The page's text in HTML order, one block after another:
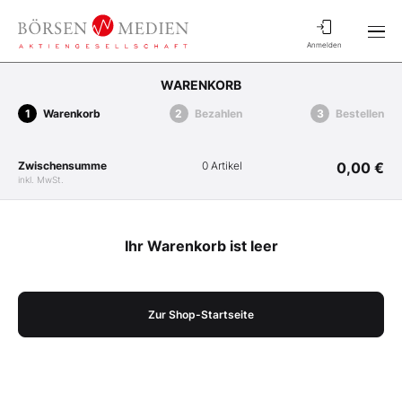
Anmelden
WARENKORB
Warenkorb Bezahlen Bestellen
Zwischensumme
inkl. MwSt.
0 Artikel 0,00 €
Ihr Warenkorb ist leer
Zur Shop-Startseite